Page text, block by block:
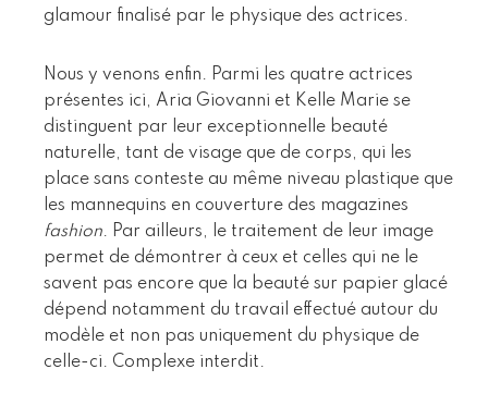
glamour finalisé par le physique des actrices.
Nous y venons enfin. Parmi les quatre actrices
présentes ici, Aria Giovanni et Kelle Marie se
distinguent par leur exceptionnelle beauté
naturelle, tant de visage que de corps, qui les
place sans conteste au même niveau plastique que
les mannequins en couverture des magazines
fashion. Par ailleurs, le traitement de leur image
permet de démontrer à ceux et celles qui ne le
savent pas encore que la beauté sur papier glacé
dépend notamment du travail effectué autour du
modèle et non pas uniquement du physique de
celle-ci. Complexe interdit.